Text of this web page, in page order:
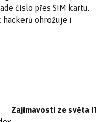
číslo přes SIM kartu.
hackerů ohrožuje i
Zajímavosti ze světa